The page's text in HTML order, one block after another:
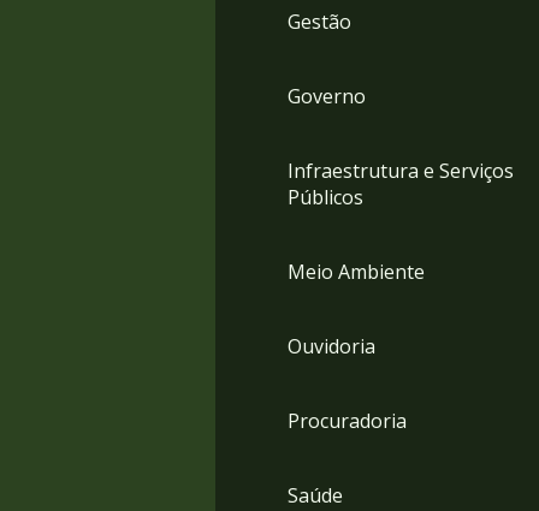
Gestão
Governo
Infraestrutura e Serviços
Públicos
Meio Ambiente
Ouvidoria
Procuradoria
Saúde